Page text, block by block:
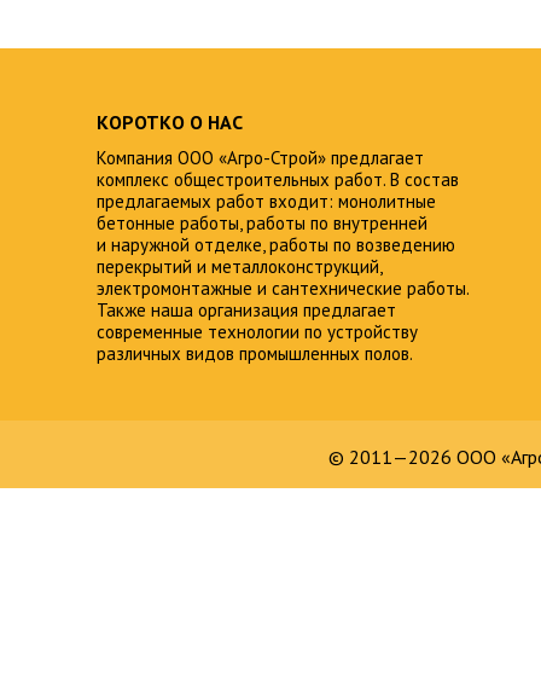
КОРОТКО О НАС
Компания ООО «Агро-Строй» предлагает
комплекс общестроительных работ. В состав
предлагаемых работ входит: монолитные
бетонные работы, работы по внутренней
и наружной отделке, работы по возведению
перекрытий и металлоконструкций,
электромонтажные и сантехнические работы.
Также наша организация предлагает
современные технологии по устройству
различных видов промышленных полов.
© 2011—2026 ООО